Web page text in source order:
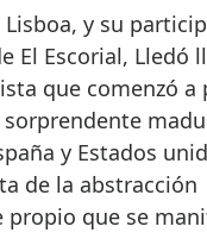
Lisboa, y su
El Escorial, Lledó
que comenzó a
y Estados
de la abstracción
que se